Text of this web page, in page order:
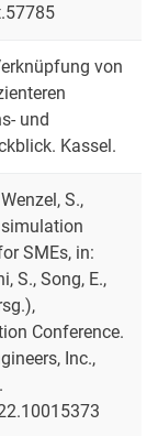
von
und
Kassel.
S.,
SMEs, in:
S., Song, E.,
Conference.
Inc.,